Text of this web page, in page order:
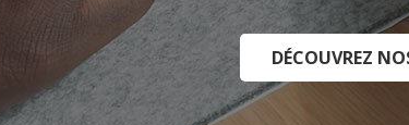
DÉCOUVREZ